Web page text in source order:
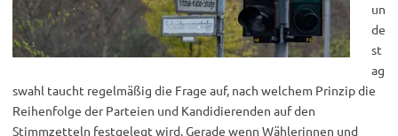
un
de
st
ag
swahl taucht regelmäßig die Frage auf, nach welchem Prinzip die
Reihenfolge der Parteien und Kandidierenden auf den
Stimmzetteln festgelegt wird. Gerade wenn Wählerinnen und